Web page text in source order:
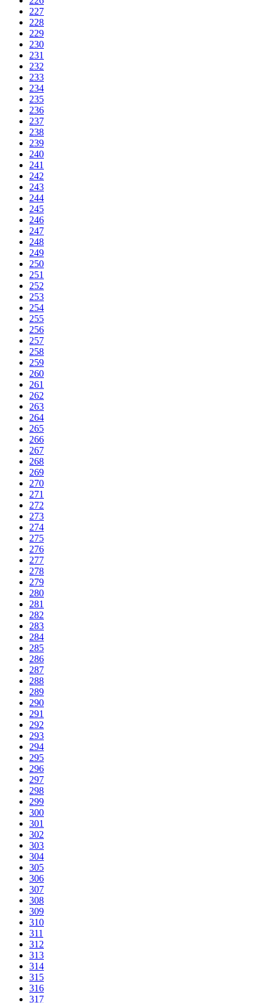
227
228
229
230
231
232
233
234
235
236
237
238
239
240
241
242
243
244
245
246
247
248
249
250
251
252
253
254
255
256
257
258
259
260
261
262
263
264
265
266
267
268
269
270
271
272
273
274
275
276
277
278
279
280
281
282
283
284
285
286
287
288
289
290
291
292
293
294
295
296
297
298
299
300
301
302
303
304
305
306
307
308
309
310
311
312
313
314
315
316
317